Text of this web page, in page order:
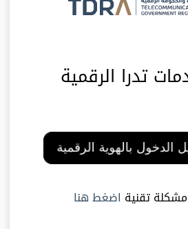
تدرا الرقمية
مشكلة تقنية اضغط هنا